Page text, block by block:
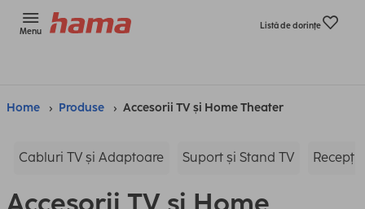
Menu
Listă de dorinţe
Home Produse Accesorii TV și Home Theater
Cabluri TV și Adaptoare Suport și Stand TV